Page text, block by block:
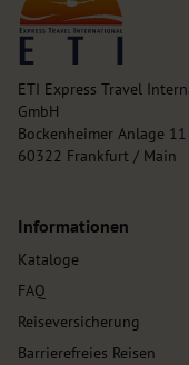
ETI Express Travel
GmbH
Bockenheimer Anlage 11
60322 Frankfurt / Main
Informationen
Kataloge
FAQ
Reiseversicherung
Barrierefreies Reisen